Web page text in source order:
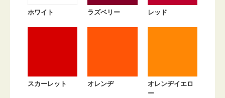
ホワイト ラズベリー レッド
スカーレット オレンヂ
オレンヂイエロ
ー